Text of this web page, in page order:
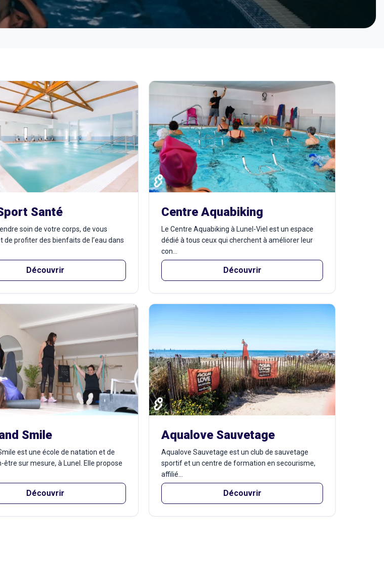
Santé
soin de votre corps, de vous
de profiter des bienfaits de l’eau dans
Découvrir
Centre Aquabiking
Le Centre Aquabiking à Lunel-Viel est un espace
dédié à tous ceux qui cherchent à améliorer leur
con...
Découvrir
Smile
est une école de natation et de
sur mesure, à Lunel. Elle propose
Découvrir
Aqualove Sauvetage
Aqualove Sauvetage est un club de sauvetage
sportif et un centre de formation en secourisme,
affilié...
Découvrir